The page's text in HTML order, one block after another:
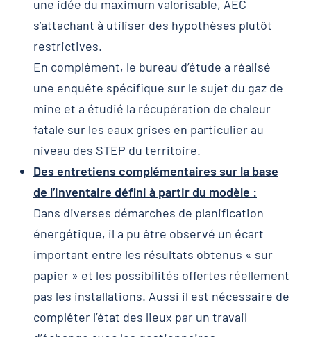
une idée du maximum valorisable, AEC
s’attachant à utiliser des hypothèses plutôt
restrictives.
En complément, le bureau d’étude a réalisé
une enquête spécifique sur le sujet du gaz de
mine et a étudié la récupération de chaleur
fatale sur les eaux grises en particulier au
niveau des STEP du territoire.
Des entretiens complémentaires sur la base
de l’inventaire défini à partir du modèle :
Dans diverses démarches de planification
énergétique, il a pu être observé un écart
important entre les résultats obtenus « sur
papier » et les possibilités offertes réellement
pas les installations. Aussi il est nécessaire de
compléter l’état des lieux par un travail